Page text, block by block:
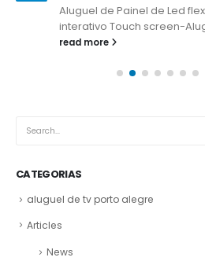
Aluguel de Painel de Led
interativo Touch screen-
read more
CATEGORIAS
aluguel de tv porto alegre
Articles
News